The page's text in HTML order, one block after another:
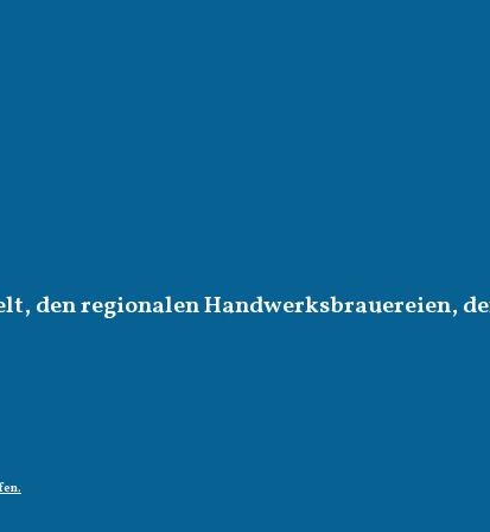
den regionalen Handwerksbrauereien,